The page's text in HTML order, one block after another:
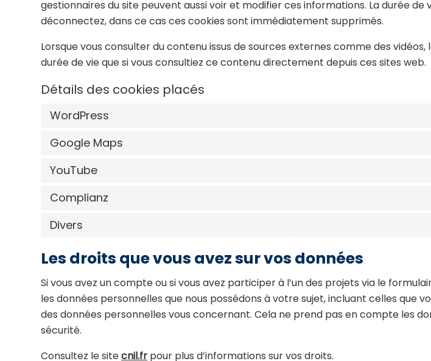
gestionnaires du site peuvent aussi voir et modifier ces informations. La durée de
déconnectez, dans ce cas ces cookies sont immédiatement supprimés.
Lorsque vous consulter du contenu issus de sources externes comme des
durée de vie que si vous consultiez ce contenu directement depuis ces sites web.
Détails des cookies placés
WordPress
Google Maps
YouTube
Complianz
Divers
Les droits que vous avez sur vos données
Si vous avez un compte ou si vous avez participer à l’un des projets via le
les données personnelles que nous possédons à votre sujet, incluant celles que
des données personnelles vous concernant. Cela ne prend pas en compte les
sécurité.
Consultez le sitecnil.fr pour plus d’informations sur vos droits.